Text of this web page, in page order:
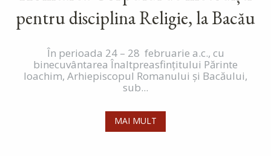
pentru disciplina Religie, la Bacău
În perioada 24 – 28 februarie a.c., cu
binecuvântarea Înaltpreasfinţitului Părinte
Ioachim, Arhiepiscopul Romanului şi Bacăului,
sub...
MAI MULT